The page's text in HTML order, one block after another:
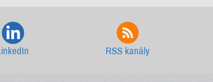
RSS kanály